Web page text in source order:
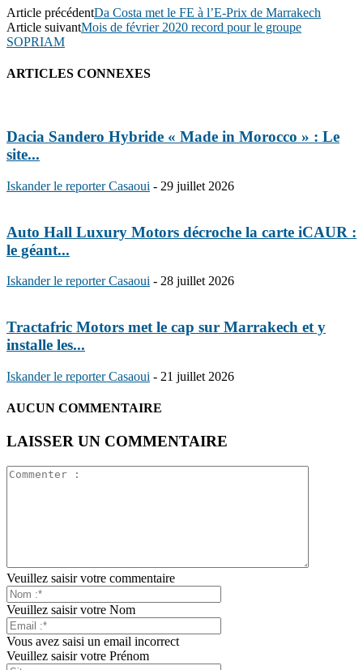
Article précédentDa Costa met le FE à l’E-Prix de Marrakech
Article suivantMois de février 2020 record pour le groupe
SOPRIAM
ARTICLES CONNEXES
Dacia Sandero Hybride « Made in Morocco » : Le
site...
Iskander le reporter Casaoui - 29 juillet 2026
Auto Hall Luxury Motors décroche la carte iCAUR :
le géant...
Iskander le reporter Casaoui - 28 juillet 2026
Tractafric Motors met le cap sur Marrakech et y
installe les...
Iskander le reporter Casaoui - 21 juillet 2026
AUCUN COMMENTAIRE
LAISSER UN COMMENTAIRE
Veuillez saisir votre commentaire
Veuillez saisir votre Nom
Vous avez saisi un email incorrect
Veuillez saisir votre Prénom